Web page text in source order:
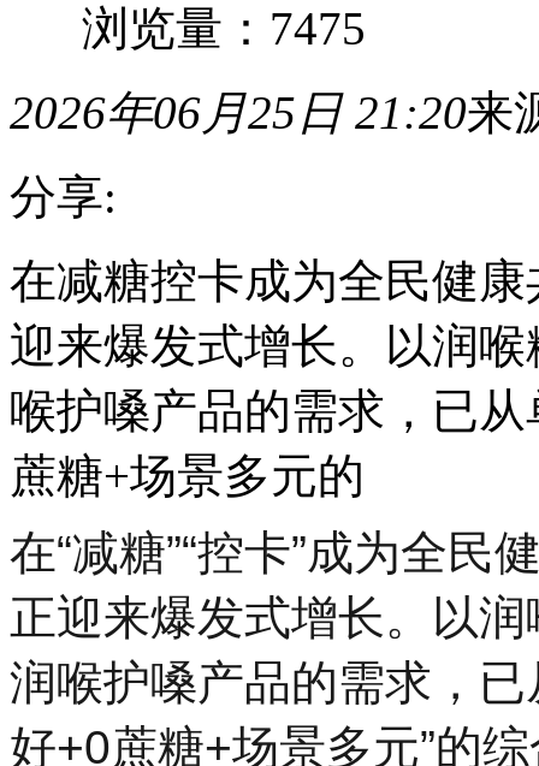
浏览量：7475
2026年06月25日 21:20来
分享:
在减糖控卡成为全民健
迎来爆发式增长。以润
喉护嗓产品的需求，已
蔗糖+场景多元的
在“减糖”“控卡”成为全
正迎来爆发式增长。以
润喉护嗓产品的需求，已
好+0蔗糖+场景多元”的